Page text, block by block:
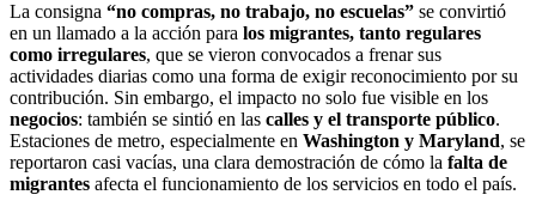
La consigna “no compras, no trabajo, no escuelas” se convirtió
en un llamado a la acción para los migrantes, tanto regulares
como irregulares, que se vieron convocados a frenar sus
actividades diarias como una forma de exigir reconocimiento por su
contribución. Sin embargo, el impacto no solo fue visible en los
negocios: también se sintió en las calles y el transporte público.
Estaciones de metro, especialmente en Washington y Maryland, se
reportaron casi vacías, una clara demostración de cómo la falta de
migrantes afecta el funcionamiento de los servicios en todo el país.